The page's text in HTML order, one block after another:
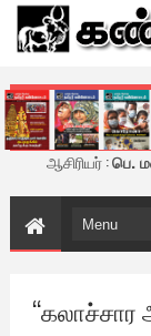
ஆசிரியர் :பெ.